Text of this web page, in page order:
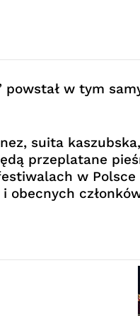
powstał w tym
suita
przeplatane
w